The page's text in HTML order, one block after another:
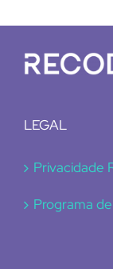
LEGAL
Privacidade
Programa